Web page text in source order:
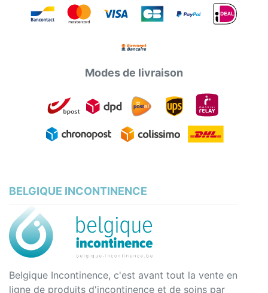
Modes de livraison
BELGIQUE INCONTINENCE
Belgique Incontinence, c'est avant tout la vente en
ligne de produits d'incontinence et de soins par